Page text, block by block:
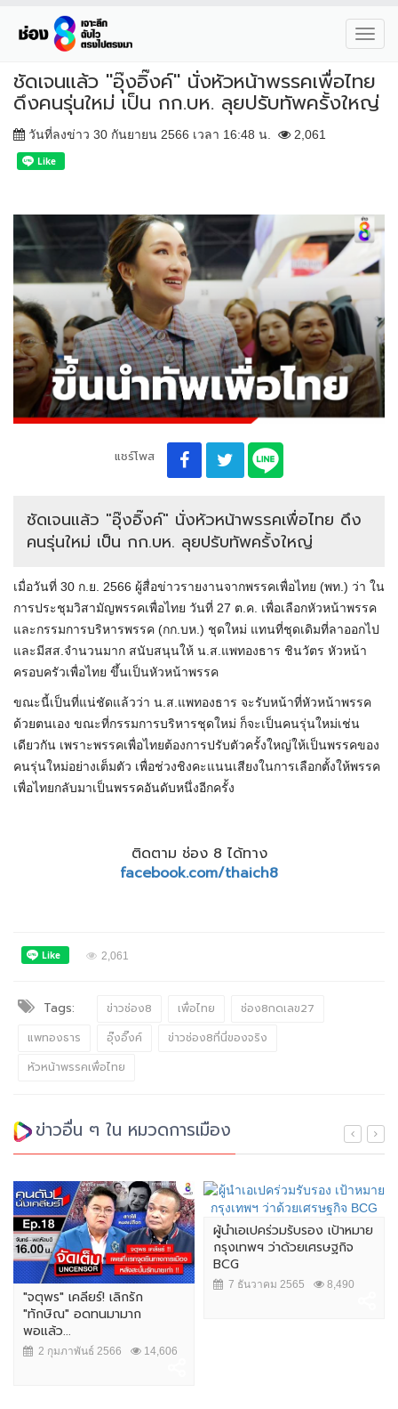
ชัดเจนแล้ว "อุ๊งอิ๊งค์" นั่งหัวหน้าพรรคเพื่อไทย
ดึงคนรุ่นใหม่ เป็น กก.บห. ลุยปรับทัพครั้งใหญ่
วันที่ลงข่าว 30 กันยายน 2566 เวลา 16:48 น. 2,061
แชร์โพส
ชัดเจนแล้ว "อุ๊งอิ๊งค์" นั่งหัวหน้าพรรคเพื่อไทย ดึง
คนรุ่นใหม่ เป็น กก.บห. ลุยปรับทัพครั้งใหญ่
เมื่อวันที่ 30 ก.ย. 2566 ผู้สื่อข่าวรายงานจากพรรคเพื่อไทย (พท.) ว่า ใน
การประชุมวิสามัญพรรคเพื่อไทย วันที่ 27 ต.ค. เพื่อเลือกหัวหน้าพรรค
และกรรมการบริหารพรรค (กก.บห.) ชุดใหม่ แทนที่ชุดเดิมที่ลาออกไป
และมีสส.จำนวนมาก สนับสนุนให้ น.ส.แพทองธาร ชินวัตร หัวหน้า
ครอบครัวเพื่อไทย ขึ้นเป็นหัวหน้าพรรค
ขณะนี้เป็นที่แน่ชัดแล้วว่า น.ส.แพทองธาร จะรับหน้าที่หัวหน้าพรรค
ด้วยตนเอง ขณะที่กรรมการบริหารชุดใหม่ ก็จะเป็นคนรุ่นใหม่เช่น
เดียวกัน เพราะพรรคเพื่อไทยต้องการปรับตัวครั้งใหญ่ให้เป็นพรรคของ
คนรุ่นใหม่อย่างเต็มตัว เพื่อช่วงชิงคะแนนเสียงในการเลือกตั้งให้พรรค
เพื่อไทยกลับมาเป็นพรรคอันดับหนึ่งอีกครั้ง
ติดตาม ช่อง 8 ได้ทาง
facebook.com/thaich8
2,061
Tags: ข่าวช่อง8 เพื่อไทย
ช่อง8กดเลข27
แพทองธาร
อุ๊งอิ๊งค์
ข่าวช่อง8ที่นี่ของจริง
หัวหน้าพรรคเพื่อไทย
ข่าวอื่น ๆ ใน หมวดการเมือง
"จตุพร" เคลียร์! เลิกรัก
"ทักษิณ" อดทนมามาก
พอแล้ว...
2 กุมภาพันธ์ 2566 14,606
ผู้นำเอเปคร่วมรับรอง เป้าหมาย
กรุงเทพฯ ว่าด้วยเศรษฐกิจ
BCG
7 ธันวาคม 2565 8,490